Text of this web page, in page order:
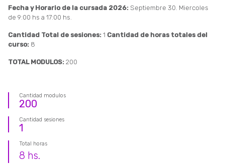
Fecha y Horario de la cursada 2026: Septiembre 30. Miercoles
de 9:00 hs a 17:00 hs.
Cantidad Total de sesiones: 1 Cantidad de horas totales del
curso: 8
TOTAL MODULOS: 200
Cantidad modulos
200
Cantidad sesiones
1
Total horas
8 hs.